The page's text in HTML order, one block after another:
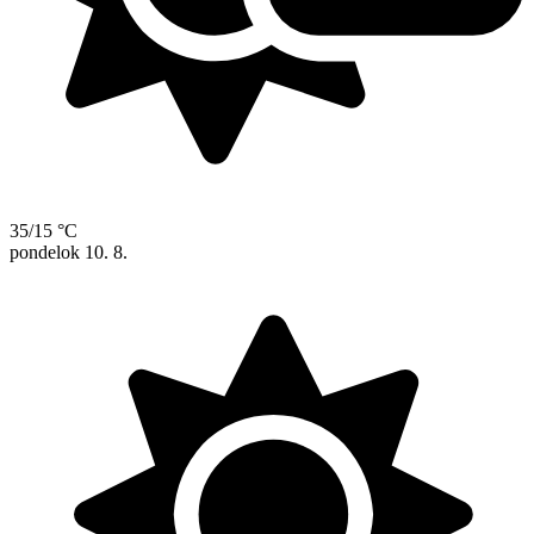
35/15 °C
pondelok 10. 8.